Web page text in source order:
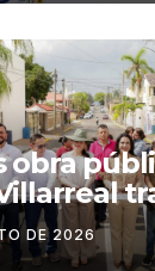
obra
DE 2026